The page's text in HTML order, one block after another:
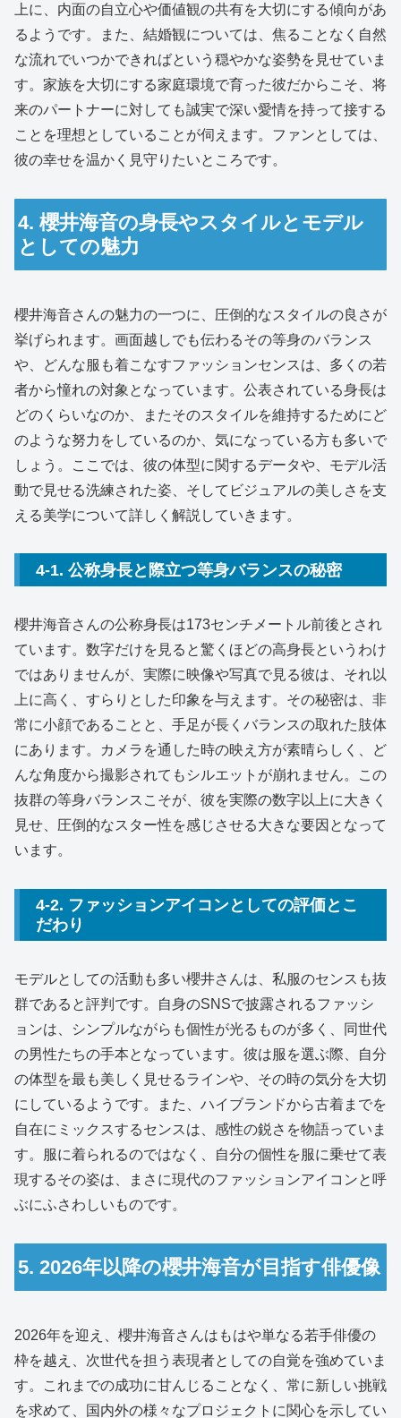
上に、内面の自立心や価値観の共有を大切にする傾向があ
るようです。また、結婚観については、焦ることなく自然
な流れでいつかできればという穏やかな姿勢を見せていま
す。家族を大切にする家庭環境で育った彼だからこそ、将
来のパートナーに対しても誠実で深い愛情を持って接する
ことを理想としていることが伺えます。ファンとしては、
彼の幸せを温かく見守りたいところです。
4. 櫻井海音の身長やスタイルとモデル
としての魅力
櫻井海音さんの魅力の一つに、圧倒的なスタイルの良さが
挙げられます。画面越しでも伝わるその等身のバランス
や、どんな服も着こなすファッションセンスは、多くの若
者から憧れの対象となっています。公表されている身長は
どのくらいなのか、またそのスタイルを維持するためにど
のような努力をしているのか、気になっている方も多いで
しょう。ここでは、彼の体型に関するデータや、モデル活
動で見せる洗練された姿、そしてビジュアルの美しさを支
える美学について詳しく解説していきます。
4-1. 公称身長と際立つ等身バランスの秘密
櫻井海音さんの公称身長は173センチメートル前後とされ
ています。数字だけを見ると驚くほどの高身長というわけ
ではありませんが、実際に映像や写真で見る彼は、それ以
上に高く、すらりとした印象を与えます。その秘密は、非
常に小顔であることと、手足が長くバランスの取れた肢体
にあります。カメラを通した時の映え方が素晴らしく、ど
んな角度から撮影されてもシルエットが崩れません。この
抜群の等身バランスこそが、彼を実際の数字以上に大きく
見せ、圧倒的なスター性を感じさせる大きな要因となって
います。
4-2. ファッションアイコンとしての評価とこ
だわり
モデルとしての活動も多い櫻井さんは、私服のセンスも抜
群であると評判です。自身のSNSで披露されるファッシ
ョンは、シンプルながらも個性が光るものが多く、同世代
の男性たちの手本となっています。彼は服を選ぶ際、自分
の体型を最も美しく見せるラインや、その時の気分を大切
にしているようです。また、ハイブランドから古着までを
自在にミックスするセンスは、感性の鋭さを物語っていま
す。服に着られるのではなく、自分の個性を服に乗せて表
現するその姿は、まさに現代のファッションアイコンと呼
ぶにふさわしいものです。
5. 2026年以降の櫻井海音が目指す俳優像
2026年を迎え、櫻井海音さんはもはや単なる若手俳優の
枠を越え、次世代を担う表現者としての自覚を強めていま
す。これまでの成功に甘んじることなく、常に新しい挑戦
を求めて、国内外の様々なプロジェクトに関心を示してい